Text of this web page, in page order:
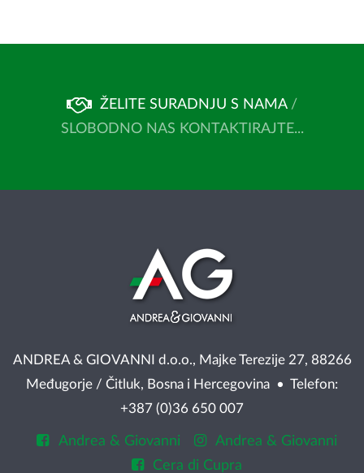
ŽELITE SURADNJU S NAMA /
SLOBODNO NAS KONTAKTIRAJTE...
ANDREA & GIOVANNI d.o.o., Majke Terezije 27, 88266
Međugorje / Čitluk, Bosna i Hercegovina • Telefon:
+387 (0)36 650 007
Andrea & Giovanni
Andrea & Giovanni
Cera di Cupra